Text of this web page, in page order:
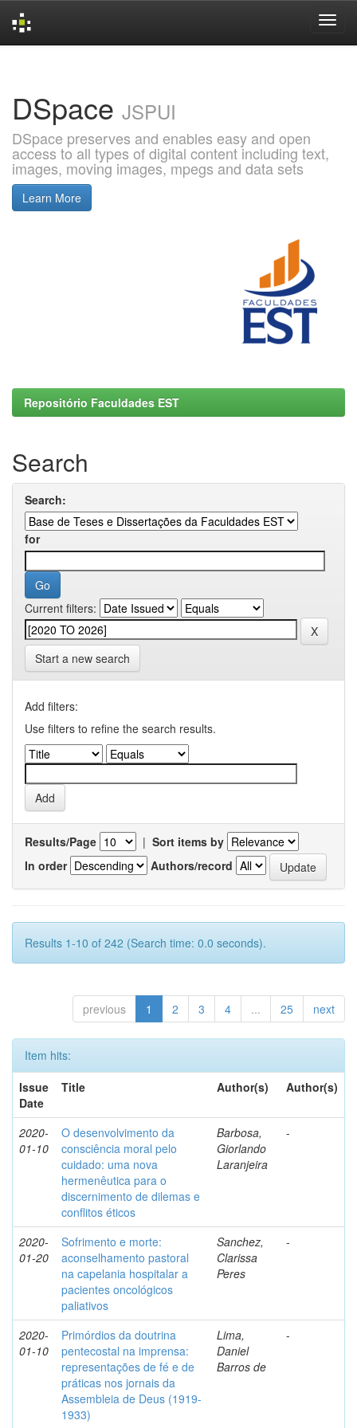
DSpace JSPUI
DSpace preserves and enables easy and open
access to all types of digital content including text,
images, moving images, mpegs and data sets
Learn More
Repositório Faculdades EST
Search
Search:
for
Current filters:
Start a new search
Add filters:
Use filters to refine the search results.
Results/Page | Sort items by
In order
Authors/record
Results 1-10 of 242 (Search time: 0.0 seconds).
previous 1 2 3 4 ... 25 next
Item hits:
Issue
Date
Title Author(s) Author(s)
2020-
01-10
O desenvolvimento da
consciência moral pelo
cuidado: uma nova
hermenêutica para o
discernimento de dilemas e
conflitos éticos
Barbosa,
Giorlando
Laranjeira
-
2020-
01-20
Sofrimento e morte:
aconselhamento pastoral
na capelania hospitalar a
pacientes oncológicos
paliativos
Sanchez,
Clarissa
Peres
-
2020-
01-10
Primórdios da doutrina
pentecostal na imprensa:
representações de fé e de
práticas nos jornais da
Assembleia de Deus (1919-
1933)
Lima,
Daniel
Barros de
-